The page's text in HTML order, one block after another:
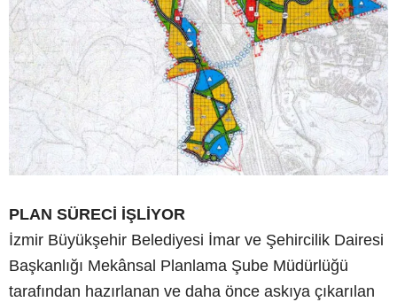
PLAN SÜRECİ İŞLİYOR
İzmir Büyükşehir Belediyesi İmar ve Şehircilik Dairesi
Başkanlığı Mekânsal Planlama Şube Müdürlüğü
tarafından hazırlanan ve daha önce askıya çıkarılan